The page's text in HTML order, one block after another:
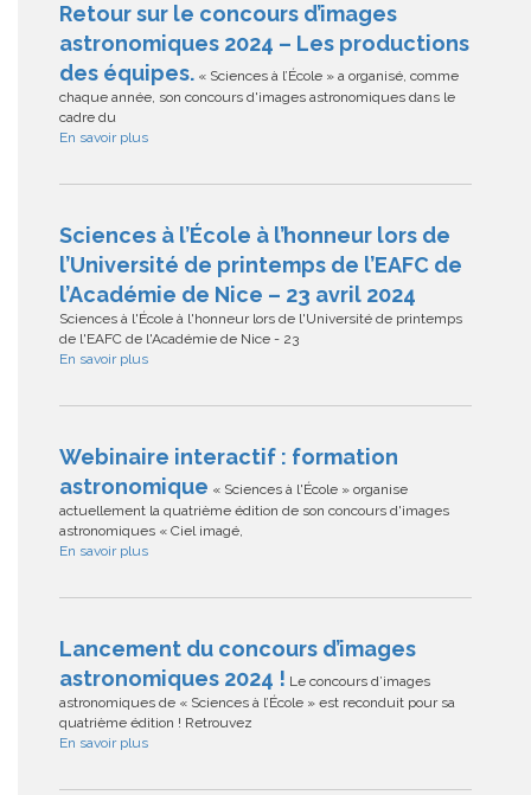
Retour sur le concours d’images
astronomiques 2024 – Les productions
des équipes. « Sciences à l’École » a organisé, comme
chaque année, son concours d'images astronomiques dans le
cadre du
En savoir plus
Sciences à l’École à l’honneur lors de
l’Université de printemps de l’EAFC de
l’Académie de Nice – 23 avril 2024
Sciences à l'École à l'honneur lors de l'Université de printemps
de l'EAFC de l'Académie de Nice - 23
En savoir plus
Webinaire interactif : formation
astronomique « Sciences à l'École » organise
actuellement la quatrième édition de son concours d'images
astronomiques « Ciel imagé,
En savoir plus
Lancement du concours d’images
astronomiques 2024 ! Le concours d’images
astronomiques de « Sciences à l’École » est reconduit pour sa
quatrième édition ! Retrouvez
En savoir plus